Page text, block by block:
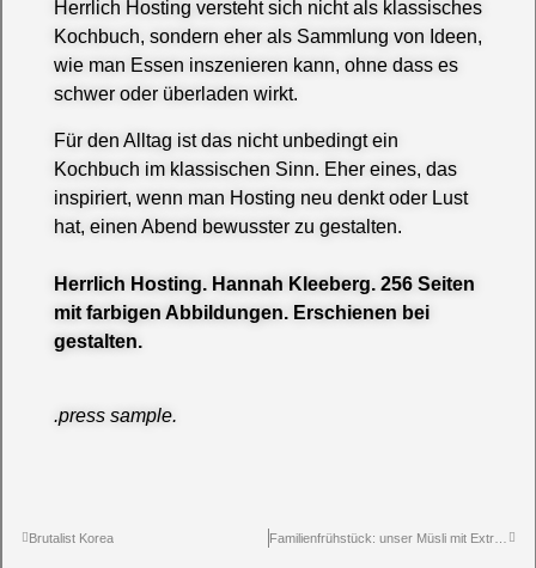
Herrlich Hosting versteht sich nicht als klassisches
Kochbuch, sondern eher als Sammlung von Ideen,
wie man Essen inszenieren kann, ohne dass es
schwer oder überladen wirkt.
Für den Alltag ist das nicht unbedingt ein
Kochbuch im klassischen Sinn. Eher eines, das
inspiriert, wenn man Hosting neu denkt oder Lust
hat, einen Abend bewusster zu gestalten.
Herrlich Hosting. Hannah Kleeberg. 256 Seiten
mit farbigen Abbildungen. Erschienen bei
gestalten.
.press sample.
Brutalist Korea